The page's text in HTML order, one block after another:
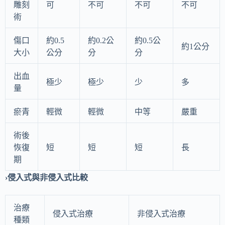
雕刻
術
可 不可 不可 不可
傷口
大小
約0.5
公分
約0.2公
分
約0.5公
分
約1公分
出血
量
極少 極少 少 多
瘀青 輕微 輕微 中等 嚴重
術後
恢復
期
短 短 短 長
›侵入式與非侵入式比較
治療
種類
侵入式治療 非侵入式治療